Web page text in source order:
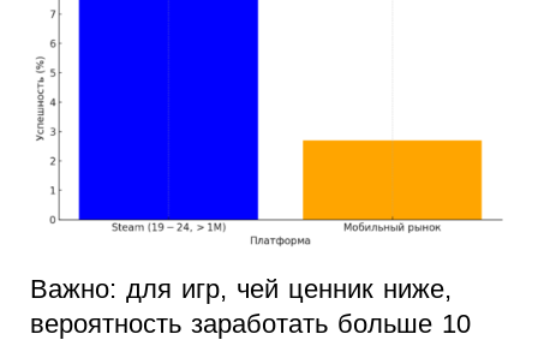
Важно: для игр, чей ценник ниже,
вероятность заработать больше 10